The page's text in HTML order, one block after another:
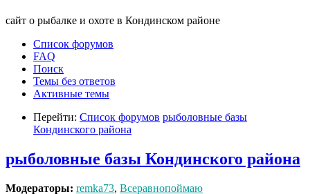
сайт о рыбалке и охоте в Кондинском районе
Список форумов
FAQ
Поиск
Темы без ответов
Активные темы
Перейти: Список форумов рыболовные базы
Кондинского района
рыболовные базы Кондинского района
Модераторы: remka73, Всеравнопоймаю